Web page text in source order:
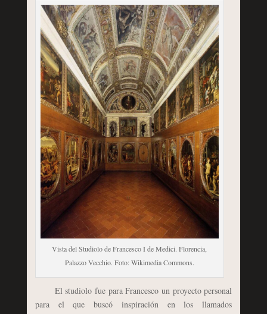
Vista del Studiolo de Francesco I de Medici. Florencia,
Palazzo Vecchio. Foto: Wikimedia Commons.
El studiolo fue para Francesco un proyecto personal
para el que buscó inspiración en los llamados